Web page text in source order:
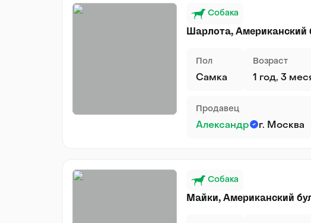
Собака
Шарлота, Американский
Пол
Самка
Возраст
1 год, 3
Продавец
Александр г. Москва
Собака
Майки, Американский